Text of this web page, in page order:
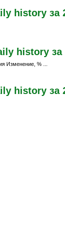
history за
history за
Изменение, % ...
history за